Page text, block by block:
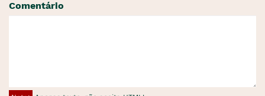
Comentário